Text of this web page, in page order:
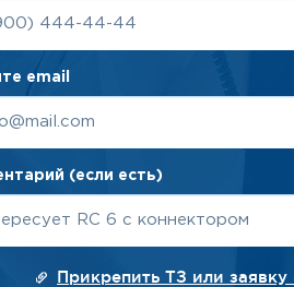
email
(если есть)
Прикрепить ТЗ или